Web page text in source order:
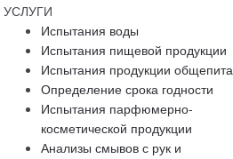
УСЛУГИ
Испытания воды
Испытания пищевой продукции
Испытания продукции общепита
Определение срока годности
Испытания парфюмерно-
косметической продукции
Анализы смывов с рук и